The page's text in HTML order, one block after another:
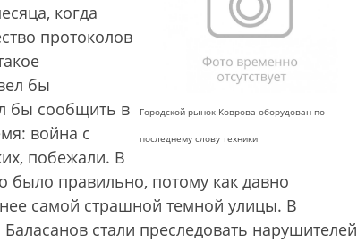
Городской рынок Коврова оборудован по
последнему слову техники
когда
протоколов
бы
бы сообщить в
война с
побежали. В
было правильно, потому как давно
самой страшной темной улицы. В
стали преследовать нарушителей